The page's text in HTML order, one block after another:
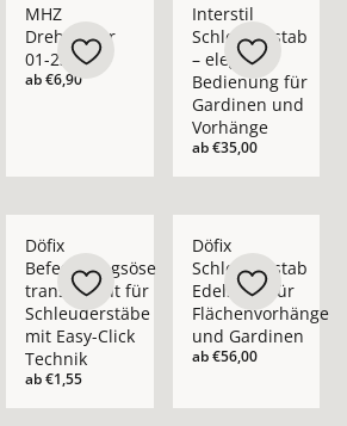
MHZ
Drehgleiter
01-2376
ab€6,90
Interstil
Schleuderstab
– elegante
Bedienung für
Gardinen und
Vorhänge
ab€35,00
Döfix
Befestigungsöse
transparent für
Schleuderstäbe
mit Easy-Click
Technik
ab€1,55
Döfix
Schleuderstab
Edelstahl für
Flächenvorhänge
und Gardinen
ab€56,00